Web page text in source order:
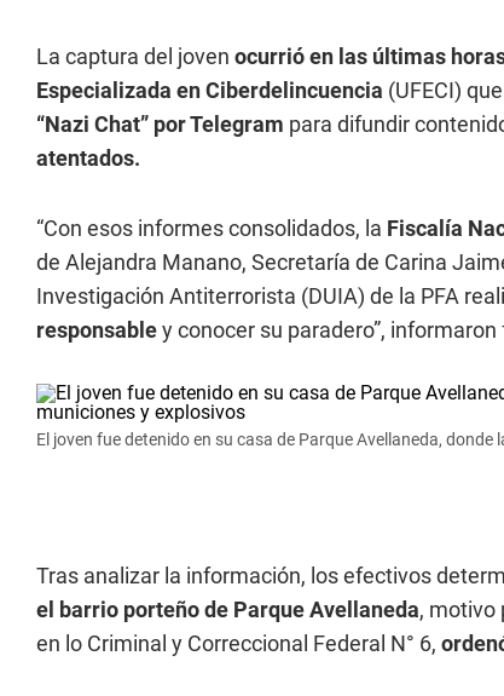
La captura del joven ocurrió en las últimas
Especializada en Ciberdelincuencia (UFECI)
“Nazi Chat” por Telegram para difundir
atentados.
“Con esos informes consolidados, la Fiscalía
de Alejandra Manano, Secretaría de Carina
Investigación Antiterrorista (DUIA) de la PFA
responsabley conocer su paradero”,
El joven fue detenido en su casa de Parque Avellaneda,
Tras analizar la información, los efectivos
el barrio porteño de Parque Avellaneda, motivo
en lo Criminal y Correccional Federal N° 6,